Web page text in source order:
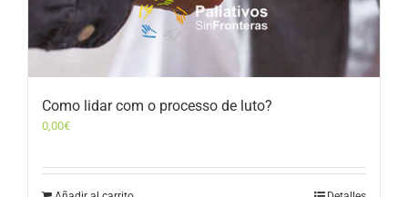
Como lidar com o processo de luto?
0,00€